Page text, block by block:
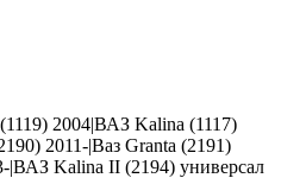
2004|ВАЗ Kalina (1117)
2011-|Ваз Granta (2191)
|ВАЗ Kalina II (2194) универсал